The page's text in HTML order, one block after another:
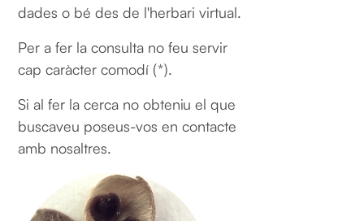
dades o bé des de l'herbari virtual.
Per a fer la consulta no feu servir
cap caràcter comodí (*).
Si al fer la cerca no obteniu el que
buscaveu poseus-vos en contacte
amb nosaltres.